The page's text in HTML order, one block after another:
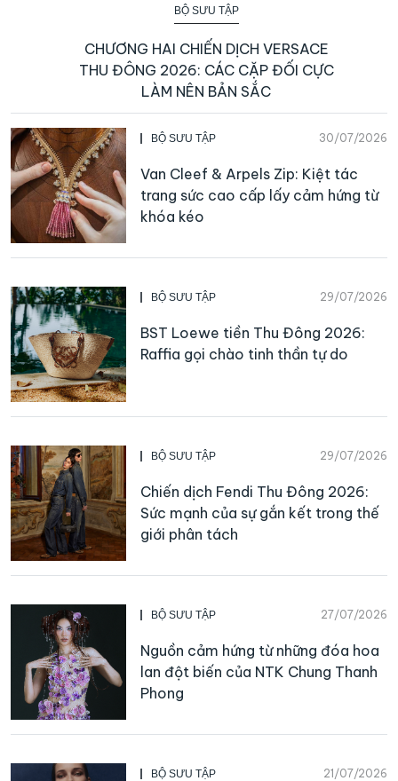
BỘ SƯU TẬP
CHƯƠNG HAI CHIẾN DỊCH VERSACE
THU ĐÔNG 2026: CÁC CẶP ĐỐI CỰC
LÀM NÊN BẢN SẮC
BỘ SƯU TẬP 30/07/2026
Van Cleef & Arpels Zip: Kiệt tác
trang sức cao cấp lấy cảm hứng từ
khóa kéo
BỘ SƯU TẬP 29/07/2026
BST Loewe tiền Thu Đông 2026:
Raffia gọi chào tinh thần tự do
BỘ SƯU TẬP 29/07/2026
Chiến dịch Fendi Thu Đông 2026:
Sức mạnh của sự gắn kết trong thế
giới phân tách
BỘ SƯU TẬP 27/07/2026
Nguồn cảm hứng từ những đóa hoa
lan đột biến của NTK Chung Thanh
Phong
BỘ SƯU TẬP 21/07/2026